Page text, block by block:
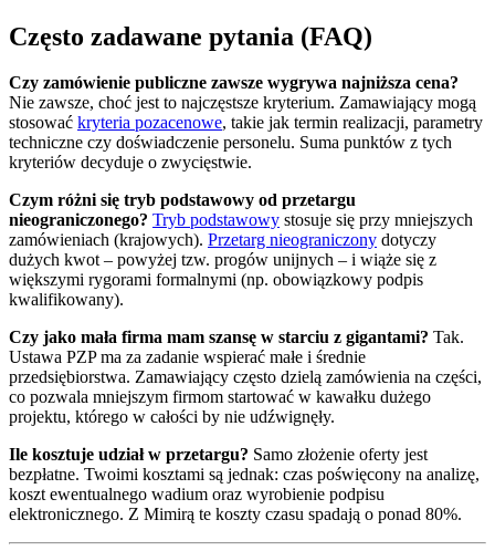
Często zadawane pytania (FAQ)
Czy zamówienie publiczne zawsze wygrywa najniższa cena?
Nie zawsze, choć jest to najczęstsze kryterium. Zamawiający mogą
stosować kryteria pozacenowe, takie jak termin realizacji, parametry
techniczne czy doświadczenie personelu. Suma punktów z tych
kryteriów decyduje o zwycięstwie.
Czym różni się tryb podstawowy od przetargu
nieograniczonego? Tryb podstawowy stosuje się przy mniejszych
zamówieniach (krajowych). Przetarg nieograniczony dotyczy
dużych kwot – powyżej tzw. progów unijnych – i wiąże się z
większymi rygorami formalnymi (np. obowiązkowy podpis
kwalifikowany).
Czy jako mała firma mam szansę w starciu z gigantami? Tak.
Ustawa PZP ma za zadanie wspierać małe i średnie
przedsiębiorstwa. Zamawiający często dzielą zamówienia na części,
co pozwala mniejszym firmom startować w kawałku dużego
projektu, którego w całości by nie udźwignęły.
Ile kosztuje udział w przetargu? Samo złożenie oferty jest
bezpłatne. Twoimi kosztami są jednak: czas poświęcony na analizę,
koszt ewentualnego wadium oraz wyrobienie podpisu
elektronicznego. Z Mimirą te koszty czasu spadają o ponad 80%.